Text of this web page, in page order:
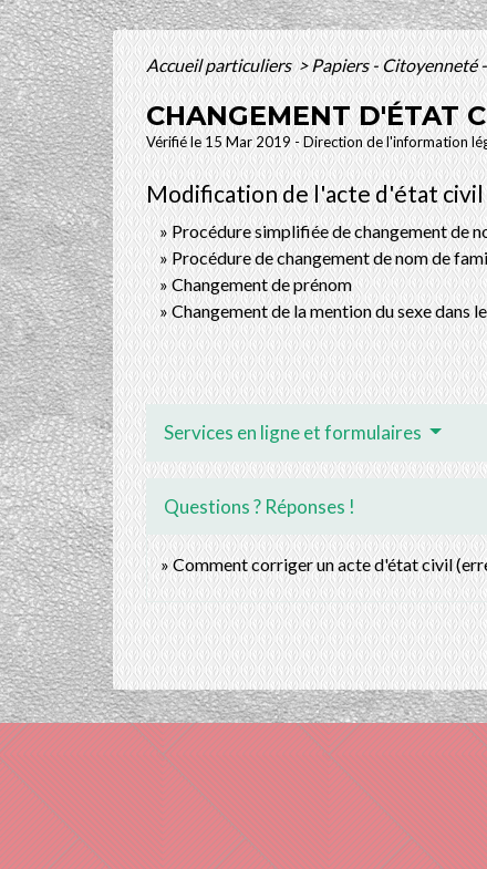
Accueil particuliers>Papiers - Citoyenneté
CHANGEMENT D'ÉTAT
Vérifié le 15 Mar 2019 - Direction de l'information
Modification de l'acte d'état civil
Procédure simplifiée de changement de
Procédure de changement de nom de
Changement de prénom
Changement de la mention du sexe dans
Services en ligne et formulaires
Questions ? Réponses !
Comment corriger un acte d'état civil